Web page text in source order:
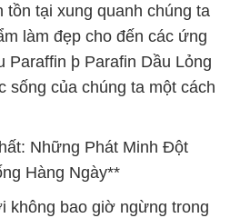
tại xung quanh chúng ta
làm đẹp cho đến các ứng
Paraffin þ Parafin Dầu Lỏng
sống của chúng ta một cách
Những Phát Minh Đột
Hàng Ngày**
không bao giờ ngừng trong